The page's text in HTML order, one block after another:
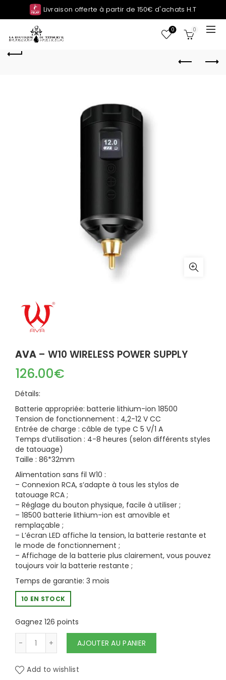
Livraison offerte à partir de 150€ d'achats H.T
0 0
AVA – W10 WIRELESS POWER SUPPLY
126.00€
Détails:
Batterie appropriée: batterie lithium-ion 18500
Tension de fonctionnement : 4,2-12 V CC
Entrée de charge : câble de type C 5 V/1 A
Temps d’utilisation : 4-8 heures (selon différents styles
de tatouage)
Taille : 86*32mm
Alimentation sans fil W10 :
– Connexion RCA, s’adapte à tous les stylos de
tatouage RCA ;
– Réglage du bouton physique, facile à utiliser ;
– 18500 batterie lithium-ion est amovible et
remplaçable ;
– L’écran LED affiche la tension, la batterie restante et
le mode de fonctionnement ;
– Affichage de la batterie plus clairement, vous pouvez
toujours voir la batterie restante ;
Temps de garantie: 3 mois
10 EN STOCK
Gagnez 126 points
quantité de AVA - W10 WIRELESS POWER
AJOUTER AU PANIER
Add to wishlist